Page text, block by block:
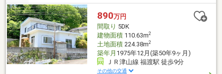
890万円
間取り 5DK
建物面積110.63m2
土地面積224.38m2
築年月 1975年12月(築50年9ヶ月)
ＪＲ津山線 福渡駅 徒歩9分
その他の交通